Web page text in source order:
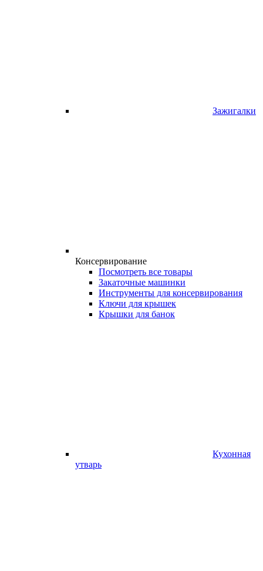
Зажигалки
Консервирование
Посмотреть все товары
Закаточные машинки
Инструменты для консервирования
Ключи для крышек
Крышки для банок
Кухонная
утварь